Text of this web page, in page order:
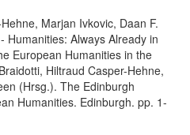
Marjan Ivkovic, Daan F.
Always Already in
European Humanities in the
Hiltraud Casper-Hehne,
(Hrsg.). The Edinburgh
Humanities. Edinburgh. pp. 1-